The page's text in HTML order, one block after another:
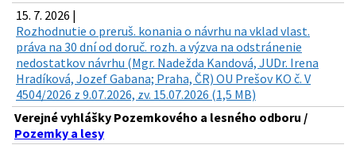
15. 7. 2026 |
Rozhodnutie o preruš. konania o návrhu na vklad vlast.
práva na 30 dní od doruč. rozh. a výzva na odstránenie
nedostatkov návrhu (Mgr. Nadežda Kandová, JUDr. Irena
Hradíková, Jozef Gabana; Praha, ČR) OU Prešov KO č. V
4504/2026 z 9.07.2026, zv. 15.07.2026 (1,5 MB)
Verejné vyhlášky Pozemkového a lesného odboru /
Pozemky a lesy